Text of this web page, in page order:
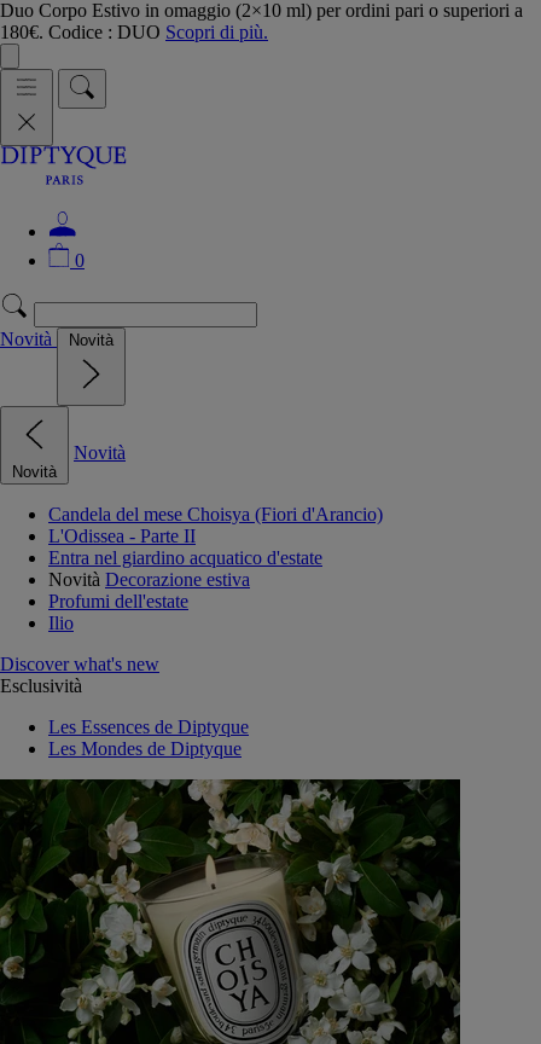
Duo Corpo Estivo in omaggio (2×10 ml) per ordini pari o superiori a
180€. Codice : DUO Scopri di più.
0
Novità Novità
Novità
Novità
Candela del mese Choisya (Fiori d'Arancio)
L'Odissea - Parte II
Entra nel giardino acquatico d'estate
Novità Decorazione estiva
Profumi dell'estate
Ilio
Discover what's new
Esclusività
Les Essences de Diptyque
Les Mondes de Diptyque